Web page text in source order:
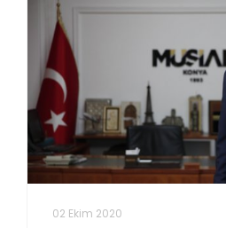
02 Ekim 2020